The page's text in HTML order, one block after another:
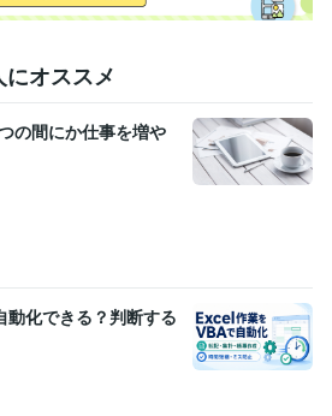
PowerAutomate自動化 Excel整
~ 現在
オススメ
の間にか仕事を増や
化できる？判断する